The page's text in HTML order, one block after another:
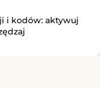
i kodów: aktywuj